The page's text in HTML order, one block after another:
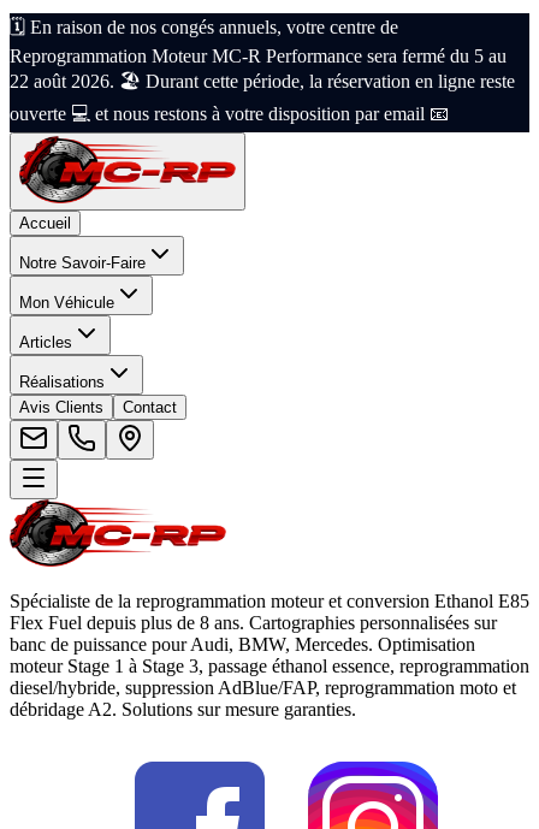
🗓️ En raison de nos congés annuels, votre centre de
Reprogrammation Moteur MC-R Performance sera fermé du 5 au
22 août 2026. 🏖️ Durant cette période, la réservation en ligne reste
ouverte 💻 et nous restons à votre disposition par email 📧
Accueil
Notre Savoir-Faire
Mon Véhicule
Articles
Réalisations
Avis Clients
Contact
Spécialiste de la reprogrammation moteur et conversion Ethanol E85
Flex Fuel depuis plus de 8 ans. Cartographies personnalisées sur
banc de puissance pour Audi, BMW, Mercedes. Optimisation
moteur Stage 1 à Stage 3, passage éthanol essence, reprogrammation
diesel/hybride, suppression AdBlue/FAP, reprogrammation moto et
débridage A2. Solutions sur mesure garanties.